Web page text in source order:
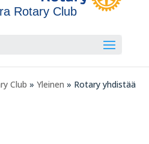
Rotary Club
Club » Yleinen » Rotary yhdistää